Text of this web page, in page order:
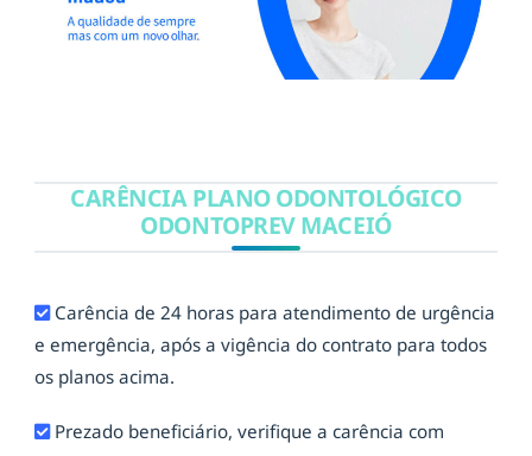
CARÊNCIA PLANO ODONTOLÓGICO
ODONTOPREV MACEIÓ
Carência de 24 horas para atendimento de urgência
e emergência, após a vigência do contrato para todos
os planos acima.
Prezado beneficiário, verifique a carência com